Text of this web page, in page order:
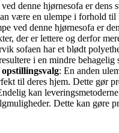
denne hjørnesofa er
være en ulempe i forhold til
ved denne hjørnesofa er
der er lettere og derfor
sofaen har et blødt
i en mindre
: En anden
til deres hjem. Dette gør
kan
Dette kan gøre